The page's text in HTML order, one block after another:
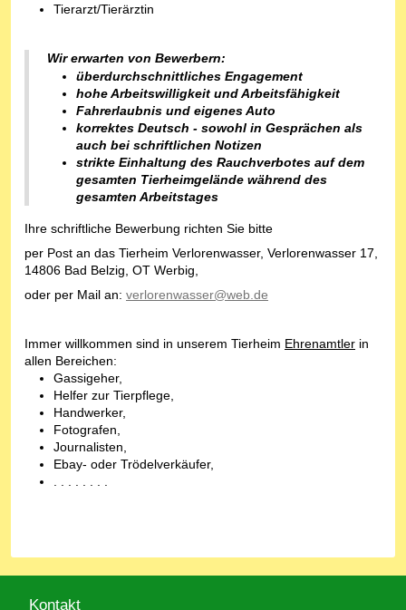
Tierarzt/Tierärztin
Wir erwarten von Bewerbern:
überdurchschnittliches Engagement
hohe Arbeitswilligkeit und Arbeitsfähigkeit
Fahrerlaubnis und eigenes Auto
korrektes Deutsch - sowohl in Gesprächen als
auch bei schriftlichen Notizen
strikte Einhaltung des Rauchverbotes auf dem
gesamten Tierheimgelände während des
gesamten Arbeitstages
Ihre schriftliche Bewerbung richten Sie bitte
per Post an das Tierheim Verlorenwasser, Verlorenwasser 17,
14806 Bad Belzig, OT Werbig,
oder per Mail an: verlorenwasser@web.de
Immer willkommen sind in unserem Tierheim Ehrenamtler in
allen Bereichen:
Gassigeher,
Helfer zur Tierpflege,
Handwerker,
Fotografen,
Journalisten,
Ebay- oder Trödelverkäufer,
Kontakt